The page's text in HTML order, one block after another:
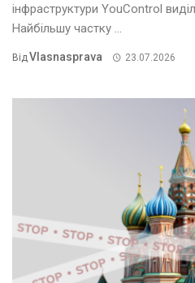
інфраструктури YouControl
Найбільшу частку ...
Від Vlasnasprava 23.07.2026